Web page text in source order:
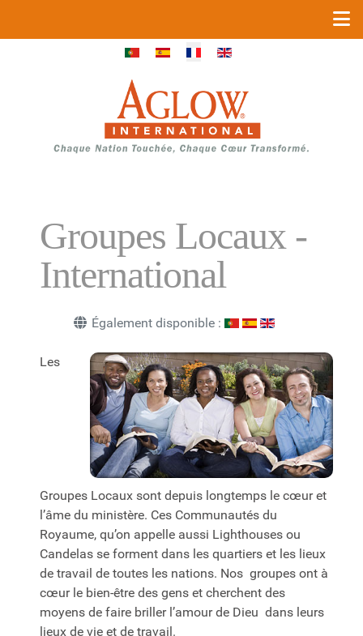
Sélectionnez votre langue
Groupes Locaux -
International
Également disponible :
Les
Groupes Locaux sont depuis longtemps le cœur et
l’âme du ministère. Ces Communautés du
Royaume, qu’on appelle aussi Lighthouses ou
Candelas se forment dans les quartiers et les lieux
de travail de toutes les nations. Nos groupes ont à
cœur le bien-être des gens et cherchent des
moyens de faire briller l’amour de Dieu dans leurs
lieux de vie et de travail.